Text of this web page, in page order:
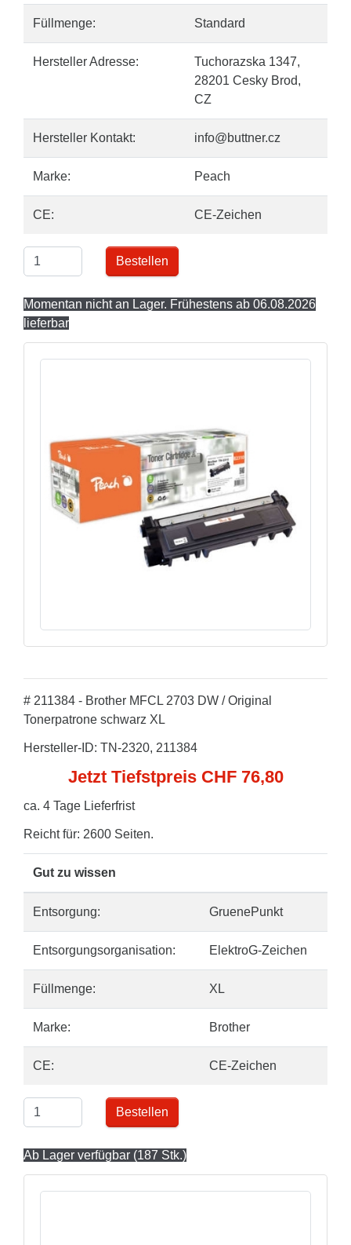
Füllmenge: Standard
Hersteller Adresse:
Tuchorazska 1347,
28201 Cesky Brod,
CZ
Hersteller Kontakt: info@buttner.cz
Marke: Peach
CE: CE-Zeichen
Bestellen
Momentan nicht an Lager. Frühestens ab 06.08.2026
lieferbar
# 211384 - Brother MFCL 2703 DW / Original
Tonerpatrone schwarz XL
Hersteller-ID: TN-2320, 211384
Jetzt Tiefstpreis CHF 76,80
ca. 4 Tage Lieferfrist
Reicht für: 2600 Seiten.
Gut zu wissen
Entsorgung: GruenePunkt
Entsorgungsorganisation: ElektroG-Zeichen
Füllmenge: XL
Marke: Brother
CE: CE-Zeichen
Bestellen
Ab Lager verfügbar (187 Stk.)